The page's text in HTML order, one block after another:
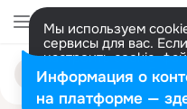
Мы используем
сервисы для вас.
настроить cookie-
представитель.
Разрешить все
Поиск
людям
lena berezina
Информация о
на платформе —